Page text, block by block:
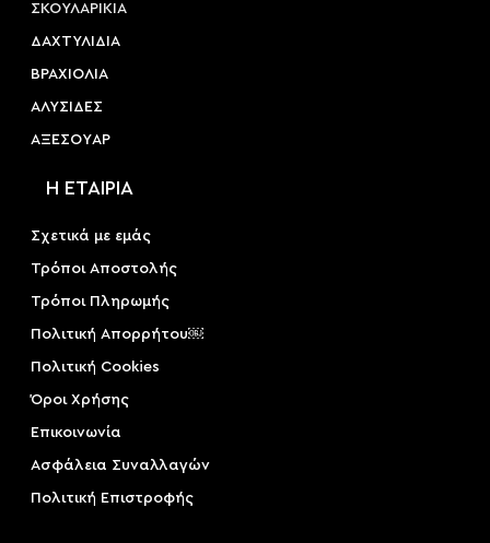
ΣΚΟΥΛΑΡΙΚΙΑ
ΔΑΧΤΥΛΙΔΙΑ
ΒΡΑΧΙΟΛΙΑ
ΑΛΥΣΙΔΕΣ
ΑΞΕΣΟΥAΡ
Η ΕΤΑΙΡΙΑ
Σχετικά με εμάς
Τρόποι Αποστολής
Τρόποι Πληρωμής
Πολιτική Απορρήτου￼
Πολιτική Cookies
Όροι Χρήσης
Επικοινωνία
Ασφάλεια Συναλλαγών
Πολιτική Επιστροφής